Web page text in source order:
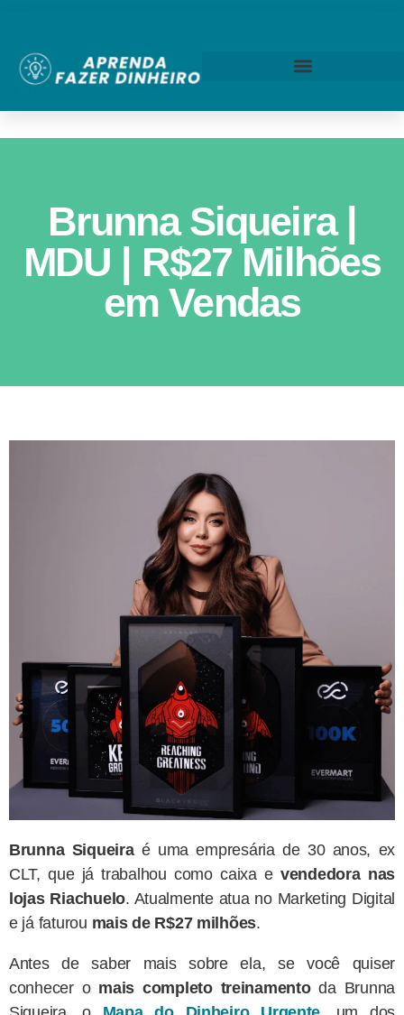
Brunna Siqueira |
MDU | R$27 Milhões
em Vendas
Brunna Siqueiraé uma empresária de 30 anos, ex
CLT, que já trabalhou como caixa e vendedora nas
lojas Riachuelo. Atualmente atua no Marketing Digital
e já faturou mais de R$27 milhões.
Antes de saber mais sobre ela, se você quiser
conhecer o mais completo treinamentoda Brunna